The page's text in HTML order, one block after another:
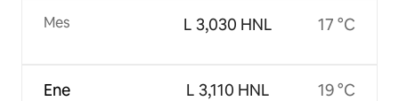
Mes
Ene
L 3,030 HNL
L 3,110 HNL
17 °C
19 °C